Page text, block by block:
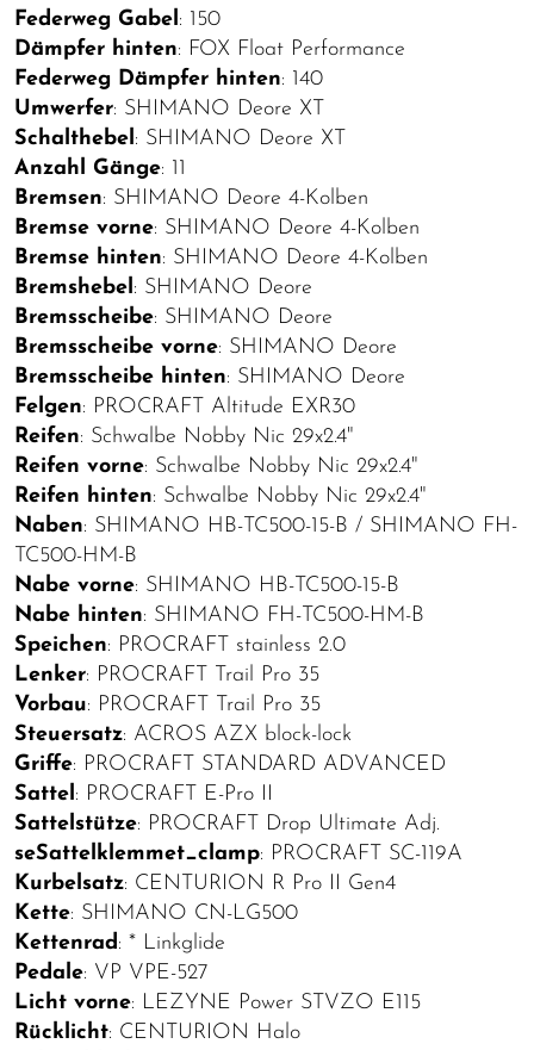
Federweg Gabel: 150
Dämpfer hinten: FOX Float Performance
Federweg Dämpfer hinten: 140
Umwerfer: SHIMANO Deore XT
Schalthebel: SHIMANO Deore XT
Anzahl Gänge: 11
Bremsen: SHIMANO Deore 4-Kolben
Bremse vorne: SHIMANO Deore 4-Kolben
Bremse hinten: SHIMANO Deore 4-Kolben
Bremshebel: SHIMANO Deore
Bremsscheibe: SHIMANO Deore
Bremsscheibe vorne: SHIMANO Deore
Bremsscheibe hinten: SHIMANO Deore
Felgen: PROCRAFT Altitude EXR30
Reifen: Schwalbe Nobby Nic 29x2.4"
Reifen vorne: Schwalbe Nobby Nic 29x2.4"
Reifen hinten: Schwalbe Nobby Nic 29x2.4"
Naben: SHIMANO HB-TC500-15-B / SHIMANO FH-
TC500-HM-B
Nabe vorne: SHIMANO HB-TC500-15-B
Nabe hinten: SHIMANO FH-TC500-HM-B
Speichen: PROCRAFT stainless 2.0
Lenker: PROCRAFT Trail Pro 35
Vorbau: PROCRAFT Trail Pro 35
Steuersatz: ACROS AZX block-lock
Griffe: PROCRAFT STANDARD ADVANCED
Sattel: PROCRAFT E-Pro II
Sattelstütze: PROCRAFT Drop Ultimate Adj.
seSattelklemmet_clamp: PROCRAFT SC-119A
Kurbelsatz: CENTURION R Pro II Gen4
Kette: SHIMANO CN-LG500
Kettenrad: * Linkglide
Pedale: VP VPE-527
Licht vorne: LEZYNE Power STVZO E115
Rücklicht: CENTURION Halo